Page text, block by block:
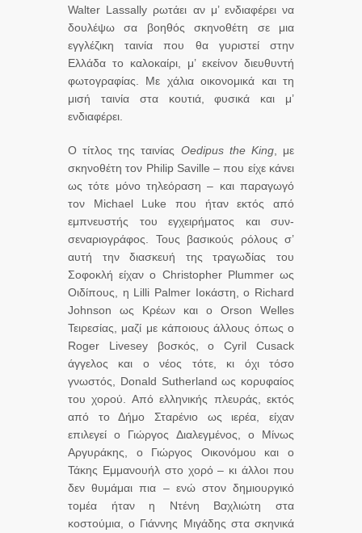
Walter Lassally ρωτάει αν μ’ ενδιαφέρει να
δουλέψω σα βοηθός σκηνοθέτη σε μια
εγγλέζικη ταινία που θα γυριστεί στην
Ελλάδα το καλοκαίρι, μ’ εκείνον διευθυντή
φωτογραφίας. Με χάλια οικονομικά και τη
μισή ταινία στα κουτιά, φυσικά και μ’
ενδιαφέρει.
Ο τίτλος της ταινίας Oedipus the King, με
σκηνοθέτη τον Philip Saville – που είχε κάνει
ως τότε μόνο τηλεόραση – και παραγωγό
τον Michael Luke που ήταν εκτός από
εμπνευστής του εγχειρήματος και συν-
σεναριογράφος. Τους βασικούς ρόλους σ’
αυτή την διασκευή της τραγωδίας του
Σοφοκλή είχαν ο Christopher Plummer ως
Οιδίπους, η Lilli Palmer Ιοκάστη, ο Richard
Johnson ως Κρέων και ο Orson Welles
Τειρεσίας, μαζί με κάποιους άλλους όπως ο
Roger Livesey βοσκός, ο Cyril Cusack
άγγελος και ο νέος τότε, κι όχι τόσο
γνωστός, Donald Sutherland ως κορυφαίος
του χορού. Από ελληνικής πλευράς, εκτός
από το Δήμο Σταρένιο ως ιερέα, είχαν
επιλεγεί ο Γιώργος Διαλεγμένος, ο Μίνως
Αργυράκης, ο Γιώργος Οικονόμου και ο
Τάκης Εμμανουήλ στο χορό – κι άλλοι που
δεν θυμάμαι πια – ενώ στον δημιουργικό
τομέα ήταν η Ντένη Βαχλιώτη στα
κοστούμια, ο Γιάννης Μιγάδης στα σκηνικά